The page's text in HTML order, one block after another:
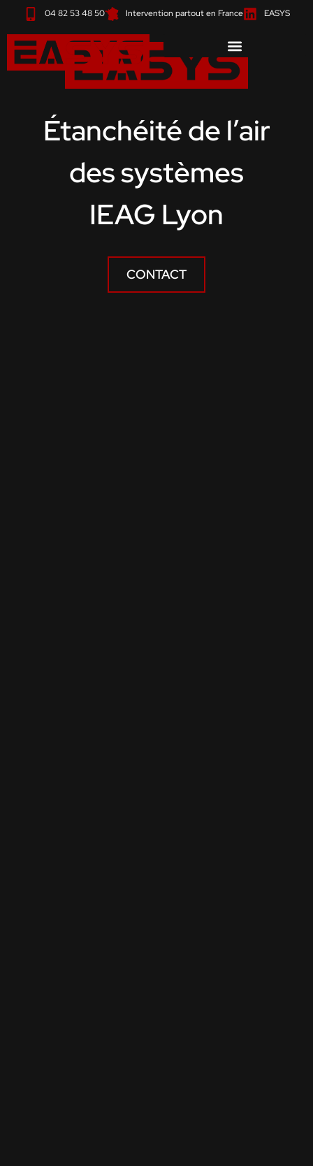
contenu
04 82 53 48 50 Intervention partout en France EASYS
Étanchéité de l’air
des systèmes
IEAG Lyon
CONTACT